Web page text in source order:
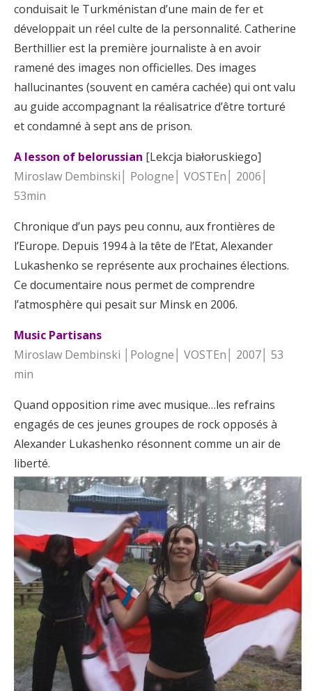
conduisait le Turkménistan d’une main de fer et
développait un réel culte de la personnalité. Catherine
Berthillier est la première journaliste à en avoir
ramené des images non officielles. Des images
hallucinantes (souvent en caméra cachée) qui ont valu
au guide accompagnant la réalisatrice d’être torturé
et condamné à sept ans de prison.
A lesson of belorussian [Lekcja białoruskiego]
Miroslaw Dembinski│ Pologne│ VOSTEn│ 2006│
53min
Chronique d’un pays peu connu, aux frontières de
l’Europe. Depuis 1994 à la tête de l’Etat, Alexander
Lukashenko se représente aux prochaines élections.
Ce documentaire nous permet de comprendre
l’atmosphère qui pesait sur Minsk en 2006.
Music Partisans
Miroslaw Dembinski │Pologne│ VOSTEn│ 2007│ 53
min
Quand opposition rime avec musique…les refrains
engagés de ces jeunes groupes de rock opposés à
Alexander Lukashenko résonnent comme un air de
liberté.